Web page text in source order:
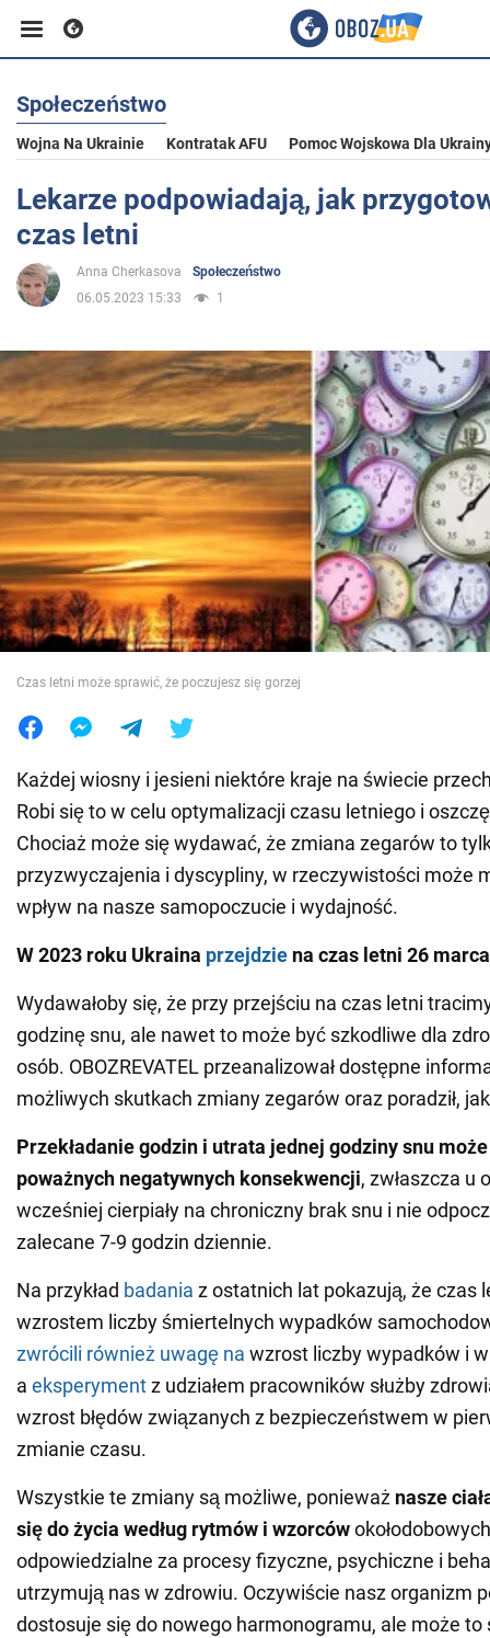
Biznes
Sport
Rozrywka
Polityka
Społeczeństwo
Wojna na Ukrainie
Świat
Jedzenie
Społeczeństwo
Wojna Na Ukrainie Kontratak AFU Pomoc Wojskowa Dla
Lekarze podpowiadają, jak
czas letni
Anna Cherkasova
Społeczeństwo
06.05.2023 15:33
1
Czas letni może sprawić, że poczujesz się gorzej
Każdej wiosny i jesieni niektóre kraje na świecie
Robi się to w celu optymalizacji czasu letniego i
Chociaż może się wydawać, że zmiana zegarów to
przyzwyczajenia i dyscypliny, w rzeczywistości może
wpływ na nasze samopoczucie i wydajność.
W 2023 roku Ukraina przejdzie na czas letni 26
Wydawałoby się, że przy przejściu na czas letni
godzinę snu, ale nawet to może być szkodliwe dla
osób. OBOZREVATEL przeanalizował dostępne
możliwych skutkach zmiany zegarów oraz poradził,
Przekładanie godzin i utrata jednej godziny snu
poważnych negatywnych konsekwencji, zwłaszcza u
wcześniej cierpiały na chroniczny brak snu i nie
zalecane 7-9 godzin dziennie.
Na przykład badania z ostatnich lat pokazują, że czas
wzrostem liczby śmiertelnych wypadków
zwrócili również uwagę na wzrost liczby wypadków i
a eksperymentz udziałem pracowników służby
wzrost błędów związanych z bezpieczeństwem w
zmianie czasu.
Wszystkie te zmiany są możliwe, ponieważ nasze
się do życia według rytmów i wzorców
odpowiedzialne za procesy fizyczne, psychiczne i
utrzymują nas w zdrowiu. Oczywiście nasz organizm
dostosuje się do nowego harmonogramu, ale może